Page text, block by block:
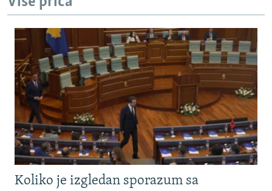
Koliko je izgledan sporazum sa